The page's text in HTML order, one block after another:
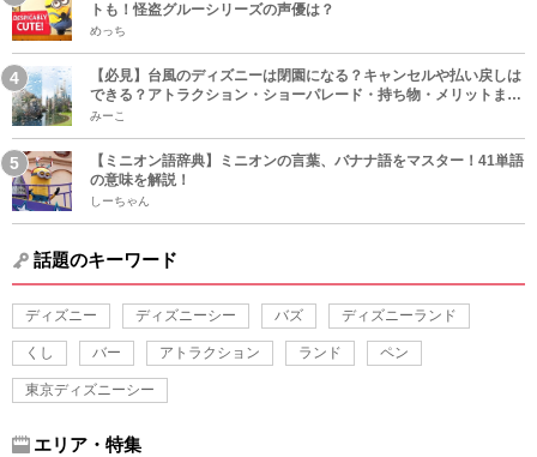
トも！怪盗グルーシリーズの声優は？
めっち
【必見】台風のディズニーは閉園になる？キャンセルや払い戻しは
できる？アトラクション・ショーパレード・持ち物・メリットまと
め！
みーこ
【ミニオン語辞典】ミニオンの言葉、バナナ語をマスター！41単語
の意味を解説！
しーちゃん
話題のキーワード
ディズニー ディズニーシー バズ ディズニーランド
くし バー アトラクション ランド ペン
東京ディズニーシー
エリア・特集